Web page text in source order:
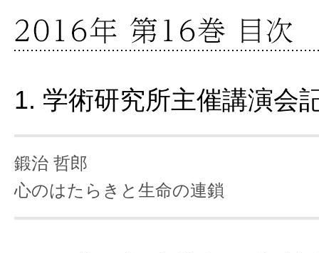
1. 学術研究所主催講演会
鍛治 哲郎
心のはたらきと生命の連鎖